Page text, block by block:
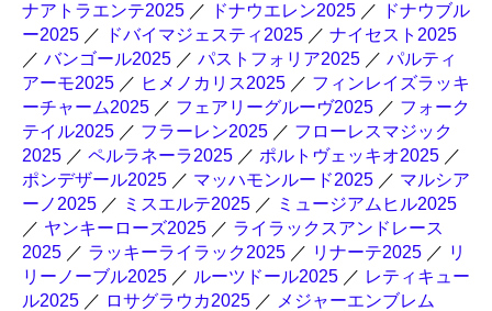
ナアトラエンテ2025 ／ ドナウエレン2025 ／
ドナウブル
ー2025 ／ ドバイマジェスティ2025 ／ ナイセスト2025
／ バンゴール2025 ／ パストフォリア2025 ／ パルティ
アーモ2025 ／ ヒメノカリス2025 ／ フィンレイズラッキ
ーチャーム2025 ／ フェアリーグルーヴ2025 ／ フォーク
テイル2025 ／ フラーレン2025 ／ フローレスマジック
2025 ／ ペルラネーラ2025 ／ ポルトヴェッキオ2025 ／
ポンデザール2025 ／ マッハモンルード2025 ／ マルシア
ーノ2025 ／ ミスエルテ2025 ／ ミュージアムヒル2025
／ ヤンキーローズ2025 ／ ライラックスアンドレース
2025 ／ ラッキーライラック2025 ／ リナーテ2025 ／ リ
リーノーブル2025 ／ ルーツドール2025 ／ レティキュー
ル2025 ／ ロサグラウカ2025 ／ メジャーエンブレム